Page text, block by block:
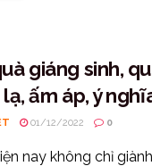
giáng sinh,
ấm áp, ý
01/12/2022 0
nay không chỉ